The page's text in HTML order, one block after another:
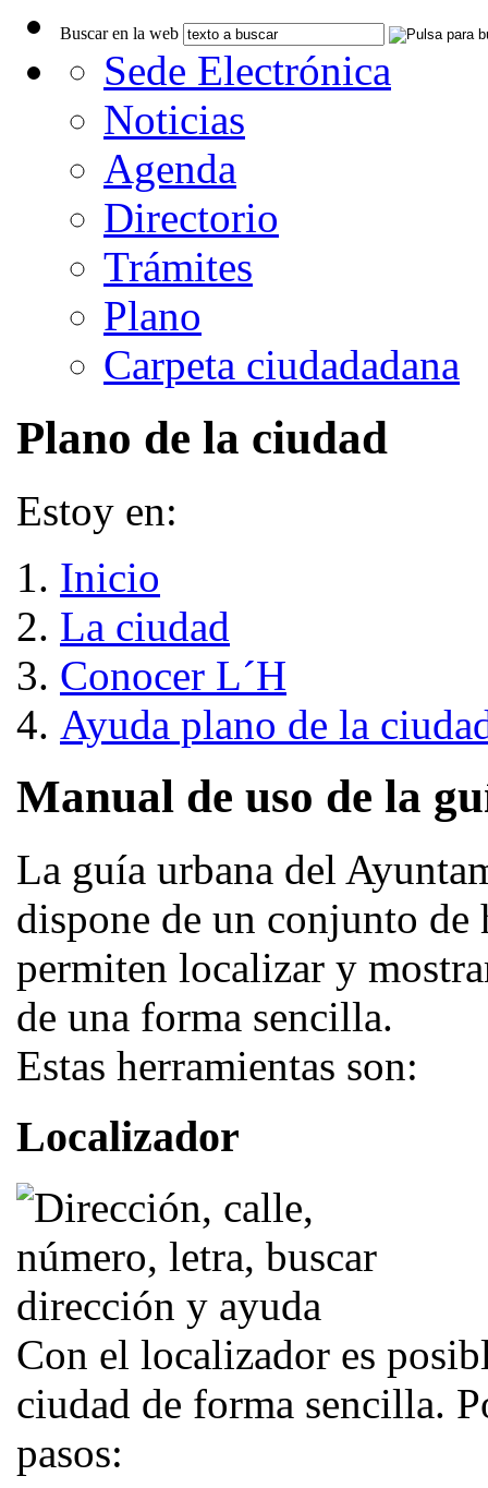
Buscar en la web
Sede Electrónica
Noticias
Agenda
Directorio
Trámites
Plano
Carpeta ciudadadana
Plano de la ciudad
Estoy en:
Inicio
La ciudad
Conocer L´H
Ayuda plano de la
Manual de uso de la
La guía urbana del
dispone de un conjunto de
permiten localizar y
de una forma sencilla.
Estas herramientas son:
Localizador
Con el localizador es
ciudad de forma sencilla.
pasos: